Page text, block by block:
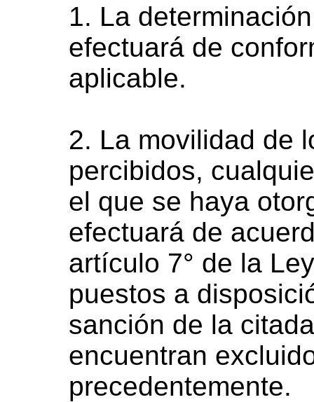
1. La
efectuará de
aplicable.
2. La movilidad de
percibidos,
el que se haya
efectuará de
artículo 7° de la
puestos a
sanción de la
encuentran
precedentemente.